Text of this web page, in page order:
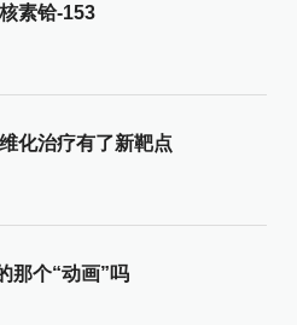
素铪-153
化治疗有了新靶点
那个“动画”吗